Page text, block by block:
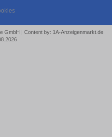
GmbH | Content by: 1A-Anzeigenmarkt.de